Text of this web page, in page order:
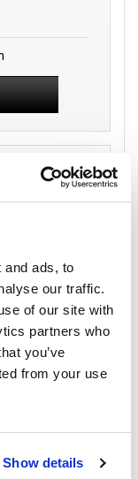
and ads, to
our traffic.
of our site with
partners who
you’ve
from your use
Show details
コク
The Nine
Rama 9